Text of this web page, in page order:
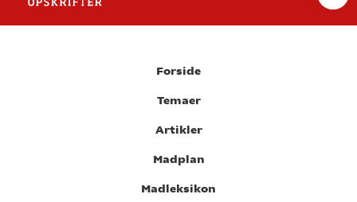
Forside
Temaer
Artikler
Madplan
Madleksikon